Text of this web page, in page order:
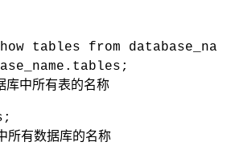
tables from database_na
库中所有表的名称
所有数据库的名称